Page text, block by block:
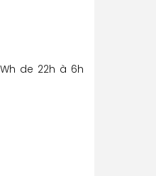
de 22h à 6h